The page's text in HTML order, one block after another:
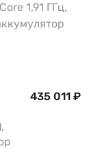
1,91 ГГц,
435 011 ₽